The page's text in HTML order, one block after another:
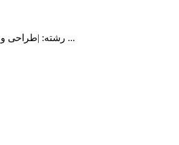
رشته: |طراحی و نقاشی|گرافیک|مجسم ...